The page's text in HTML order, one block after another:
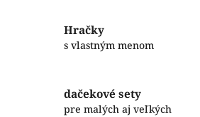
Hračky
s vlastným menom
dačekové sety
pre malých aj veľkých